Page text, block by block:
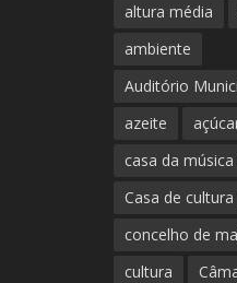
altura média
ambiente
Auditório
azeite
casa da
Casa de
concelho de
cultura